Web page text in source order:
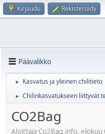
Kirjaudu Rekisteröidy
Päävalikko
► Kasvatus ja yleinen chilitieto
► Chilinkasvatukseen liittyvät
CO2Bag
Aloittaja Co2Bag.info,